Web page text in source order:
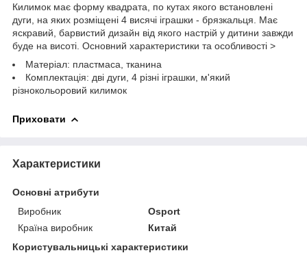
Килимок має форму квадрата, по кутах якого встановлені
дуги, на яких розміщені 4 висячі іграшки - брязкальця. Має
яскравий, барвистий дизайн від якого настрій у дитини завжди
буде на висоті. Основний характеристики та особливості >
Матеріал: пластмаса, тканина
Комплектація: дві дуги, 4 різні іграшки, м'який
різнокольоровий килимок
Приховати
Характеристики
Основні атрибути
Виробник
Osport
Країна виробник
Китай
Користувальницькі характеристики